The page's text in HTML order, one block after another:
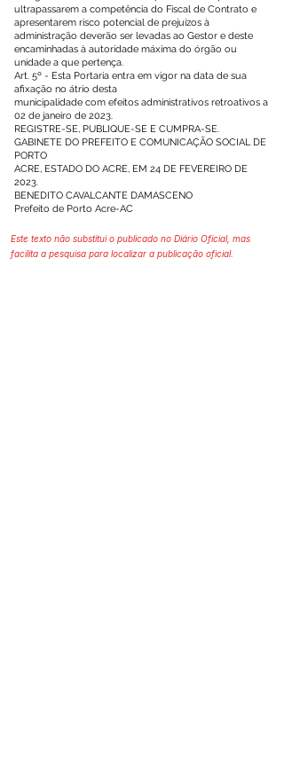
ultrapassarem a competência do Fiscal de Contrato e
apresentarem risco potencial de prejuízos à
administração deverão ser levadas ao Gestor e deste
encaminhadas à autoridade máxima do órgão ou
unidade a que pertença.
Art. 5º - Esta Portaria entra em vigor na data de sua
afixação no átrio desta
municipalidade com efeitos administrativos retroativos a
02 de janeiro de 2023.
REGISTRE-SE, PUBLIQUE-SE E CUMPRA-SE.
GABINETE DO PREFEITO E COMUNICAÇÃO SOCIAL DE
PORTO
ACRE, ESTADO DO ACRE, EM 24 DE FEVEREIRO DE
2023.
BENEDITO CAVALCANTE DAMASCENO
Prefeito de Porto Acre-AC
Este texto não substitui o publicado no Diário Oficial, mas
facilita a pesquisa para localizar a publicação oficial.